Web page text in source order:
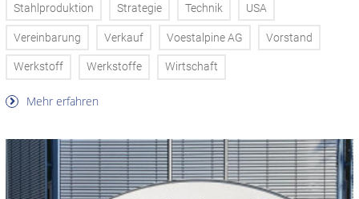
Stahlproduktion Strategie Technik USA
Vereinbarung Verkauf Voestalpine AG Vorstand
Werkstoff Werkstoffe Wirtschaft
Mehr erfahren